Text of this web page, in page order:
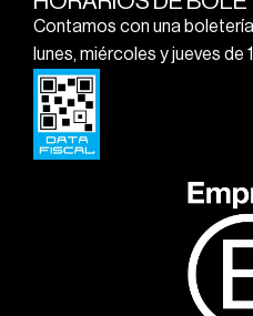
Contamos con una
lunes, miércoles y jueves de